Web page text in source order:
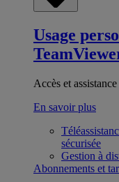
Usage
Accès et
En savoir plus
sécurisée
Gestion à
Abonnements et